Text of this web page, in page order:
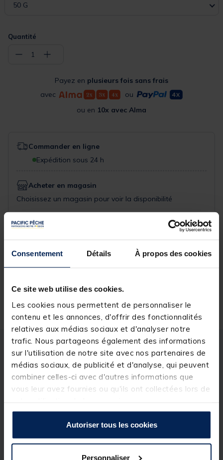
Consentement Détails À propos des cookies
Ce site web utilise des cookies.
Les cookies nous permettent de personnaliser le
contenu et les annonces, d'offrir des fonctionnalités
relatives aux médias sociaux et d'analyser notre
trafic. Nous partageons également des informations
sur l'utilisation de notre site avec nos partenaires de
médias sociaux, de publicité et d'analyse, qui peuvent
combiner celles-ci avec d'autres informations que
vous leur avez fournies ou qu'ils ont collectées lors de
Autoriser tous les cookies
Personnaliser
50 G
Quantité
− 1 +
Payez en plusieurs fois sans frais
avec
ou
ou en 10x avec Alma
Commander en ligne
Expédition sous 24 h
Acheter en magasin
Choisissez un magasin pour voir la disponibilité
Réserver en ligne et payer en magasin
Livraison gratuite en point relais et magasin
Retour gratuit, 1 mois pour changer d’avis
Description Spécifications
Description & détails
Flotteur mer / eau douce Mack2
Ceflotteur pour la pêche en mer et en eau douce
et équipé d'une longue quille pour limiter les risques